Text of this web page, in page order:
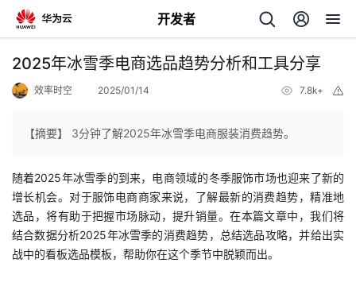
开发者
返
个
人
我
2025年冰雪季电商选品趋势分析和工具分享
效率时空 2025/01/14 7.8k+
【摘要】 3分钟了解2025年冰雪季电商服装消费趋势。
随着2025年冰雪季的到来，电商领域的冬季服饰市场也迎来了新的
增长机会。对于服饰电商商家来说，了解最新的消费趋势，精准地
选品，将有助于把握市场脉动，提升销量。在本篇文章中，我们将
结合数据分析2025年冰雪季的消费趋势，总结选品攻略，并给出实
战中的看板选品模板，帮助你在这个季节中脱颖而出。